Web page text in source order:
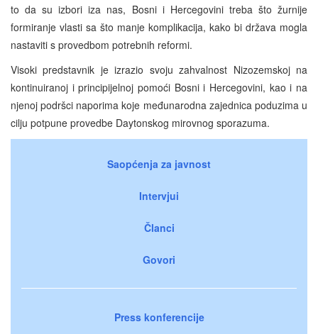
to da su izbori iza nas, Bosni i Hercegovini treba što žurnije
formiranje vlasti sa što manje komplikacija, kako bi država mogla
nastaviti s provedbom potrebnih reformi.
Visoki predstavnik je izrazio svoju zahvalnost Nizozemskoj na
kontinuiranoj i principijelnoj pomoći Bosni i Hercegovini, kao i na
njenoj podršci naporima koje međunarodna zajednica poduzima u
cilju potpune provedbe Daytonskog mirovnog sporazuma.
Saopćenja za javnost
Intervjui
Članci
Govori
Press konferencije